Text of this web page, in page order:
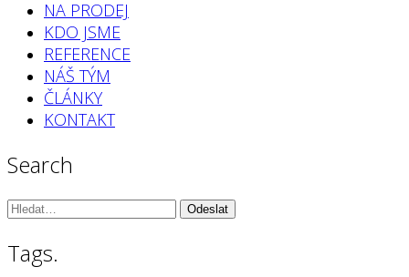
NA PRODEJ
KDO JSME
REFERENCE
NÁŠ TÝM
ČLÁNKY
KONTAKT
Search
Vyhledávání:
Tags.